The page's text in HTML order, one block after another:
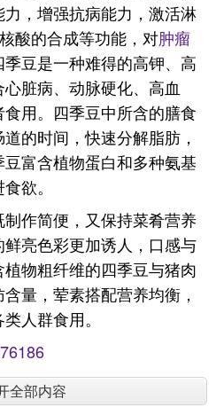
，增强抗病能力，激活淋
酸的合成等功能，对肿瘤
豆是一种难得的高钾、高
脏病、动脉硬化、高血
用。四季豆中所含的膳食
的时间，快速分解脂肪，
富含植物蛋白和多种氨基
欲。
作简便，又保持菜肴营养
亮色彩更加诱人，口感与
物粗纤维的四季豆与猪肉
量，荤素搭配营养均衡，
人群食用。
全部内容